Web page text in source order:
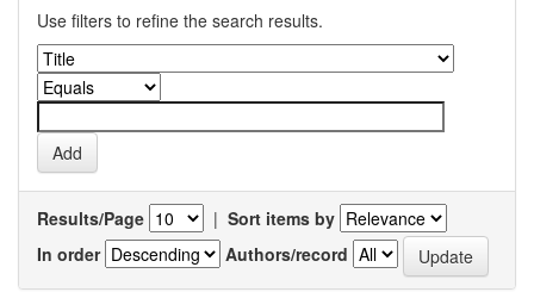
Use filters to refine the search results.
Results/Page | Sort items by
In order
Authors/record